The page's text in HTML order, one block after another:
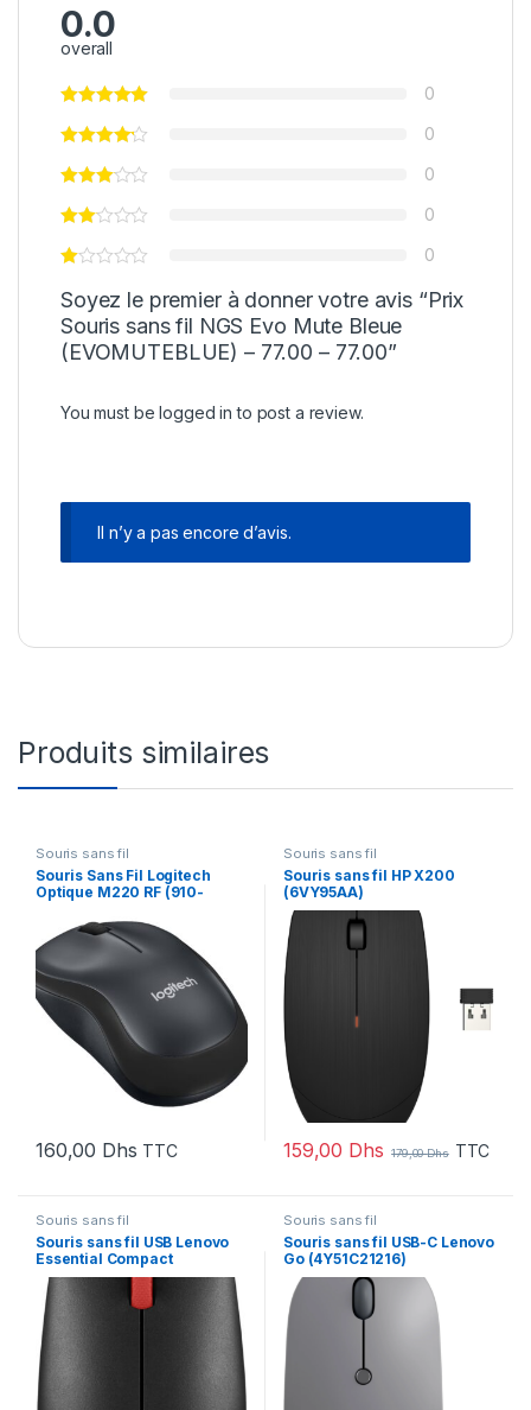
0.0
overall
0
0
0
0
0
Soyez le premier à donner votre avis “Prix
Souris sans fil NGS Evo Mute Bleue
(EVOMUTEBLUE) – 77.00 – 77.00”
You must belogged in to post a review.
Il n’y a pas encore d’avis.
Produits similaires
Souris sans fil
Souris Sans Fil Logitech
Optique M220 RF (910-
160,00 Dhs TTC
Souris sans fil
Souris sans fil HP X200
(6VY95AA)
159,00 Dhs 179,00Dhs TTC
Souris sans fil
Souris sans fil USB Lenovo
Essential Compact
(4Y50R20864)
Souris sans fil
Souris sans fil USB-C Lenovo
Go (4Y51C21216)